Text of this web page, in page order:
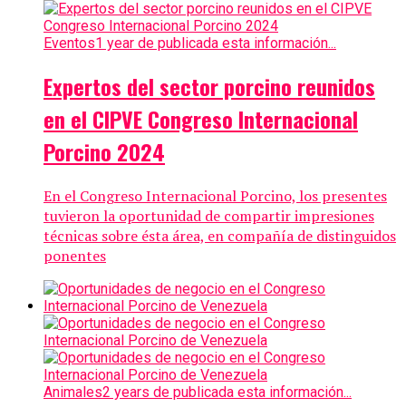
Eventos1 year de publicada esta información...
Expertos del sector porcino reunidos
en el CIPVE Congreso Internacional
Porcino 2024
En el Congreso Internacional Porcino, los presentes
tuvieron la oportunidad de compartir impresiones
técnicas sobre ésta área, en compañía de distinguidos
ponentes
Animales2 years de publicada esta información...